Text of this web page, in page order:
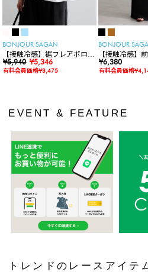
BONJOUR SAGAN
【接触冷感】裾フレアポロシ
ャツ
¥5,940 ¥5,346
有料会員価格¥3,475
BONJOUR
【接触冷感】
カットワンピー
¥6,380
有料会員価格
EVENT & FEATURE
トレンドのレースアイテ